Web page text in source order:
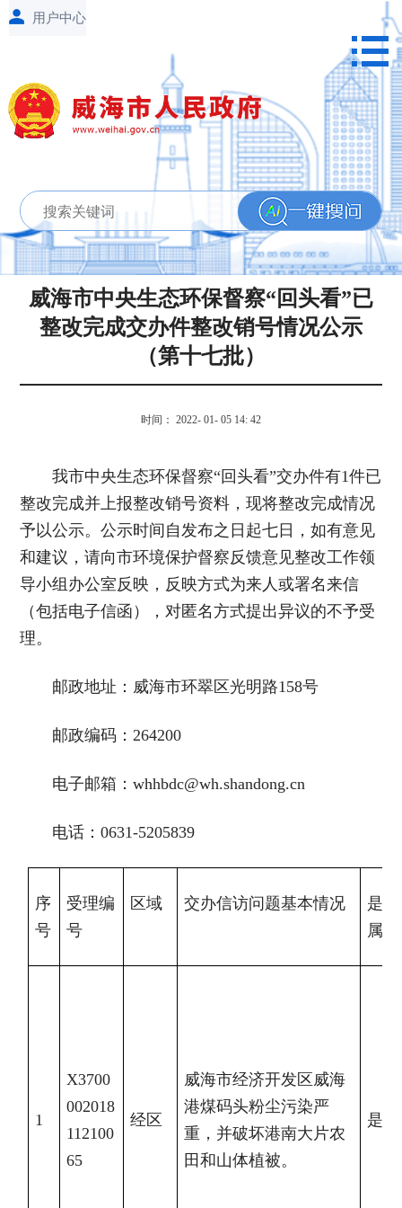
威海市中央生态环保督察“回头看”已
整改完成交办件整改销号情况公示
（第十七批）
时间： 2022- 01- 05 14: 42
我市中央生态环保督察“回头看”交办件有1件已
整改完成并上报整改销号资料，现将整改完成情况
予以公示。公示时间自发布之日起七日，如有意见
和建议，请向市环境保护督察反馈意见整改工作领
导小组办公室反映，反映方式为来人或署名来信
（包括电子信函），对匿名方式提出异议的不予受
理。
邮政地址：威海市环翠区光明路158号
邮政编码：264200
电子邮箱：whhbdc@wh.shandong.cn
电话：0631-5205839
序
号
受理编
号
区域 交办信访问题基本情况
是否
属实
1
X3700
002018
112100
65
经区
威海市经济开发区威海
港煤码头粉尘污染严
重，并破坏港南大片农
田和山体植被。
是